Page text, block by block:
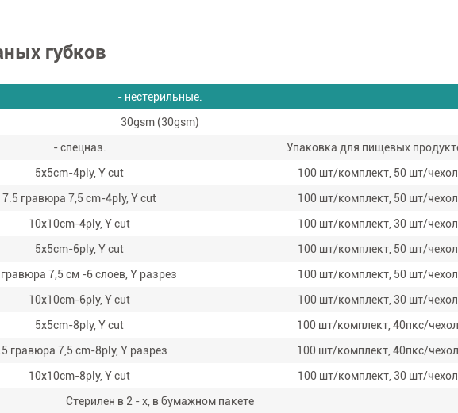
губков
- нестерильные.
30gsm (30gsm)
- спецназ.
Упаковка для пищевых
5x5cm-4ply, Y cut
100 шт/комплект, 50 шт/чехол
7.5 гравюра 7,5 cm-4ply, Y cut
100 шт/комплект, 50 шт/чехол
10x10cm-4ply, Y cut
100 шт/комплект, 30 шт/чехол
5x5cm-6ply, Y cut
100 шт/комплект, 50 шт/чехол
7,5 см -6 слоев, Y разрез
100 шт/комплект, 50 шт/чехол
10x10cm-6ply, Y cut
100 шт/комплект, 30 шт/чехол
5x5cm-8ply, Y cut
100 шт/комплект, 40пкс/чехол
гравюра 7,5 cm-8ply, Y разрез
100 шт/комплект, 40пкс/чехол
10x10cm-8ply, Y cut
100 шт/комплект, 30 шт/чехол
Стерилен в 2 - х, в бумажном пакете